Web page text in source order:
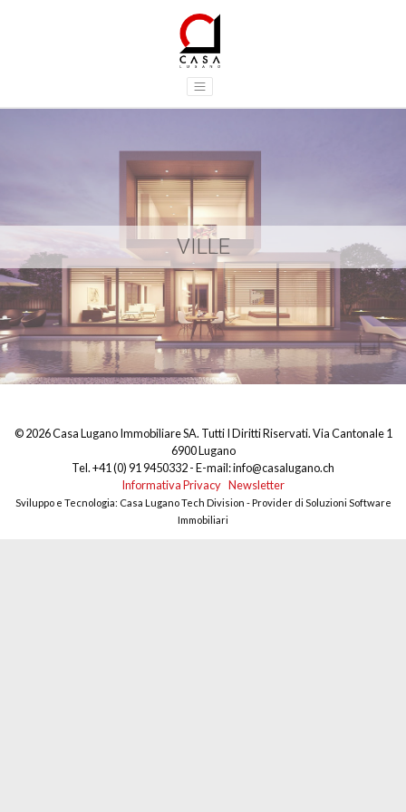
VILLE
© 2026 Casa Lugano Immobiliare SA. Tutti I Diritti Riservati. Via Cantonale 1
6900 Lugano
Tel. +41 (0) 91 9450332 - E-mail: info@casalugano.ch
Informativa Privacy Newsletter
Sviluppo e Tecnologia: Casa Lugano Tech Division - Provider di Soluzioni Software
Immobiliari